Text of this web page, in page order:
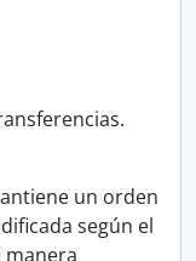
un orden
según el
manera